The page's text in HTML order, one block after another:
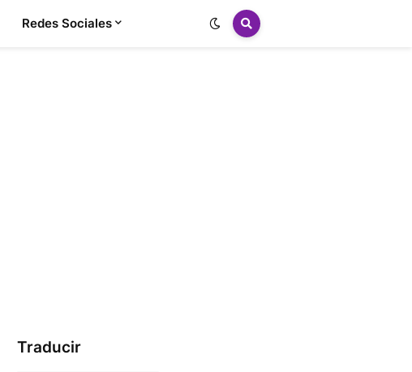
Redes Sociales
Traducir